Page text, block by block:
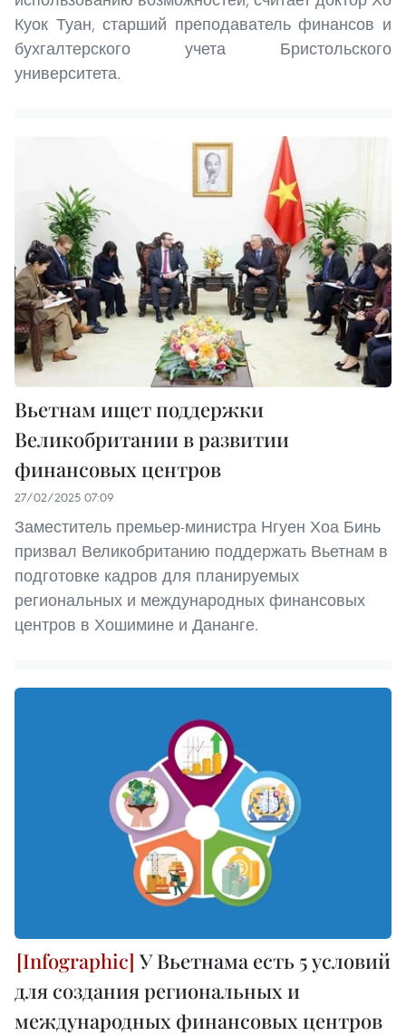
Куок Туан, старший преподаватель финансов и
бухгалтерского учета Бристольского
университета.
Вьетнам ищет поддержки
Великобритании в развитии
финансовых центров
27/02/2025 07:09
Заместитель премьер-министра Нгуен Хоа Бинь
призвал Великобританию поддержать Вьетнам в
подготовке кадров для планируемых
региональных и международных финансовых
центров в Хошимине и Дананге.
У Вьетнама есть 5 условий
для создания региональных и
международных финансовых центров